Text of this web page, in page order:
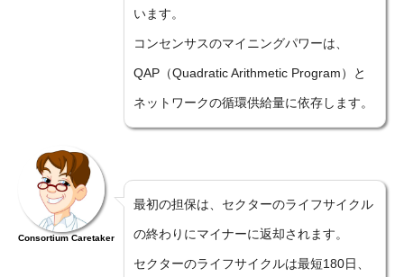
います。
コンセンサスのマイニングパワーは、
QAP（Quadratic Arithmetic Program）と
ネットワークの循環供給量に依存します。
Consortium Caretaker
最初の担保は、セクターのライフサイクル
の終わりにマイナーに返却されます。
セクターのライフサイクルは最短180日、